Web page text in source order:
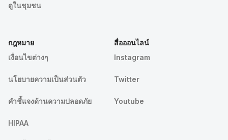
ดูในชุมชน
กฎหมาย
เงื่อนไขต่างๆ
นโยบายความเป็นส่วนตัว
คําชี้แจงด้านความปลอดภัย
HIPAA
สื่อออนไลน์
Instagram
Twitter
Youtube